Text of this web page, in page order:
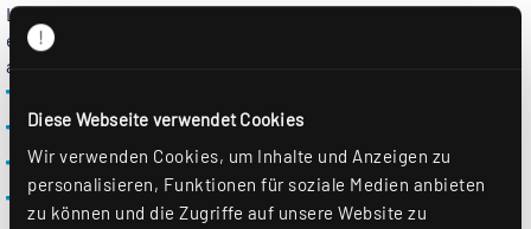
Diese Webseite verwendet Cookies
Wir verwenden Cookies, um Inhalte und Anzeigen zu
personalisieren, Funktionen für soziale Medien anbieten
zu können und die Zugriffe auf unsere Website zu
Lichtstrom beleuchtet einen Doppelarbeitsplatz und
ermöglicht durch den hohen Indirektanteil zugleich eine
angenehme Raumatmosphäre.
Besonders dauerhafte und formstabile Qualität
Starke Lichtleistung mit hohem Indirektanteil
Integrierte Tageslicht- und Anwesenheitssensorik